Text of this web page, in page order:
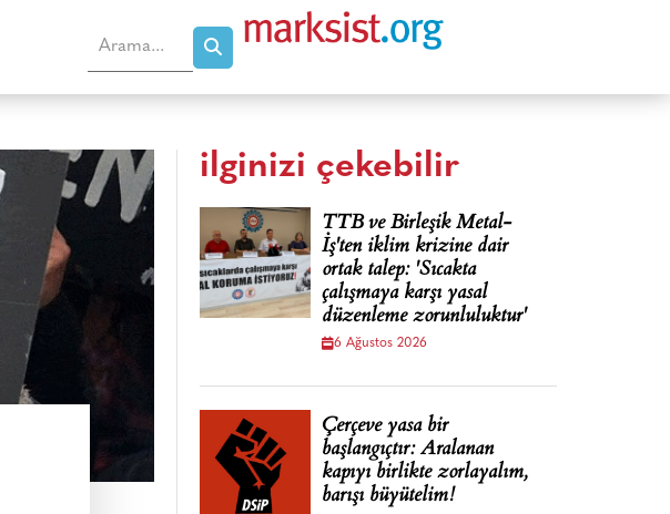
ilginizi çekebilir
TTB ve Birleşik Metal-
İş'ten iklim krizine dair
ortak talep: 'Sıcakta
çalışmaya karşı yasal
düzenleme zorunluluktur'
6 Ağustos 2026
Çerçeve yasa bir
başlangıçtır: Aralanan
kapıyı birlikte zorlayalım,
barışı büyütelim!